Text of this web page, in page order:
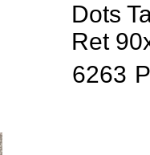
Dots
Ret
6263